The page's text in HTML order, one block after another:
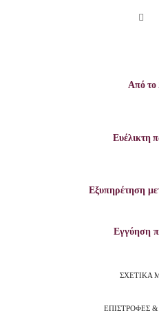
Από
Ευέλικτη
Εξυπηρέτηση
Εγγύηση
ΣΧΕΤΙΚΑ
ΕΠΙΣΤΡΟΦΕΣ